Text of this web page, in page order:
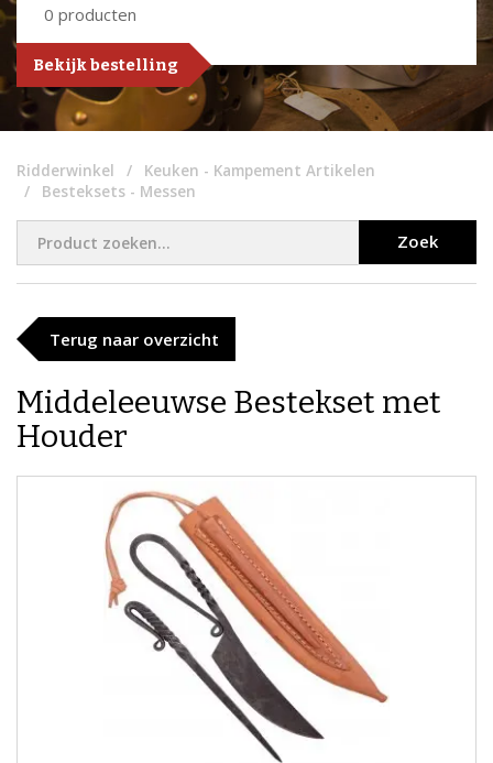
0 producten
Bekijk bestelling
Ridderwinkel
Keuken - Kampement Artikelen
Besteksets - Messen
Zoek
Terug naar overzicht
Middeleeuwse Bestekset met
Houder